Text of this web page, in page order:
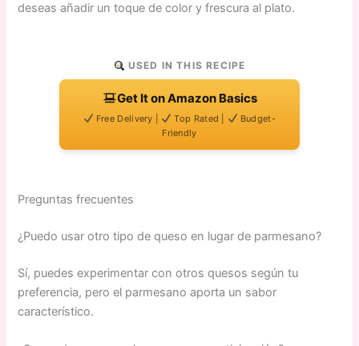
deseas añadir un toque de color y frescura al plato.
USED IN THIS RECIPE
Get It on Amazon Basics
Free Delivery | Top Rated |
Budget-
Friendly
Preguntas frecuentes
¿Puedo usar otro tipo de queso en lugar de parmesano?
Sí, puedes experimentar con otros quesos según tu
preferencia, pero el parmesano aporta un sabor
característico.